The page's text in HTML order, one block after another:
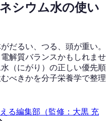
シウム水の使い
だるい、つる、頭が重い。
解質バランスかもしれませ
（にがり）の正しい優先順
べきかを分子栄養学で整理
る編集部（監修：大黒 充